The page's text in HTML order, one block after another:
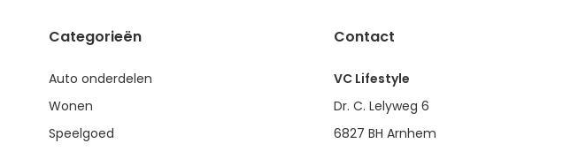
Categorieën
Auto onderdelen
Wonen
Speelgoed
Contact
VC Lifestyle
Dr. C. Lelyweg 6
6827 BH Arnhem